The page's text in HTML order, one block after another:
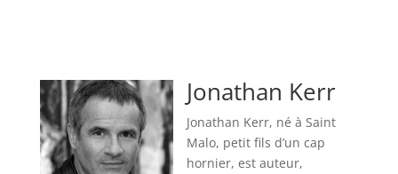
Jonathan Kerr
Jonathan Kerr, né à Saint
Malo, petit fils d’un cap
hornier, est auteur,